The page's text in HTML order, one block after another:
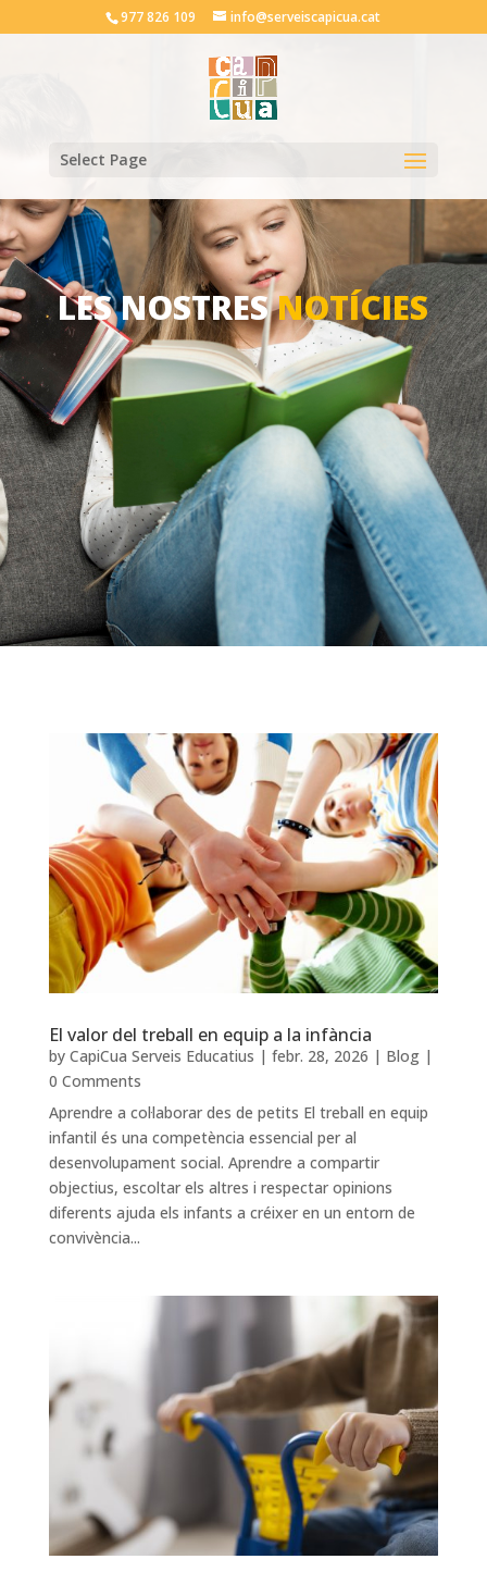
977 826 109 info@serveiscapicua.cat
Select Page
LES NOSTRESNOTÍCIES
El valor del treball en equip a la infància
by CapiCua Serveis Educatius | febr. 28, 2026 | Blog|
0 Comments
Aprendre a col·laborar des de petits El treball en equip
infantil és una competència essencial per al
desenvolupament social. Aprendre a compartir
objectius, escoltar els altres i respectar opinions
diferents ajuda els infants a créixer en un entorn de
convivència...